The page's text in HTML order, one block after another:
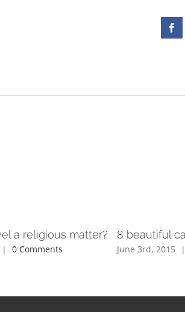
a religious matter?
| 0 Comments
8 beautiful
June 3rd, 2015 |